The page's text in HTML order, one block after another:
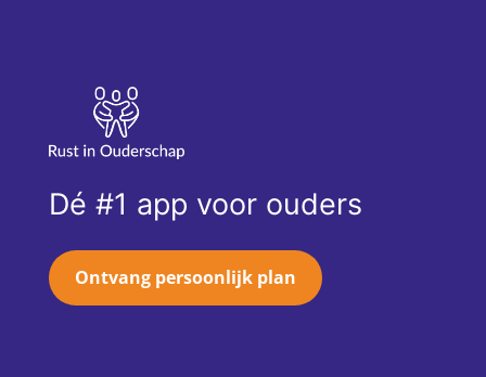
Dé #1 app voor ouders
Ontvang persoonlijk plan